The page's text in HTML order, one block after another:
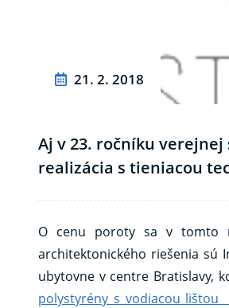
21. 2. 2018
Aj v 23. ročníku
realizácia s tieniacou
O cenu poroty sa v tomto
architektonického riešenia sú
ubytovne v centre Bratislavy,
polystyrény s vodiacou lištou